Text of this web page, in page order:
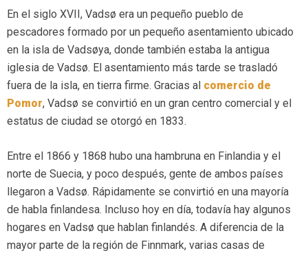
En el siglo XVII, Vadsø era un pequeño pueblo de
pescadores formado por un pequeño asentamiento ubicado
en la isla de Vadsøya, donde también estaba la antigua
iglesia de Vadsø. El asentamiento más tarde se trasladó
fuera de la isla, en tierra firme. Gracias al comercio de
Pomor, Vadsø se convirtió en un gran centro comercial y el
estatus de ciudad se otorgó en 1833.
Entre el 1866 y 1868 hubo una hambruna en Finlandia y el
norte de Suecia, y poco después, gente de ambos países
llegaron a Vadsø. Rápidamente se convirtió en una mayoría
de habla finlandesa. Incluso hoy en día, todavía hay algunos
hogares en Vadsø que hablan finlandés. A diferencia de la
mayor parte de la región de Finnmark, varias casas de